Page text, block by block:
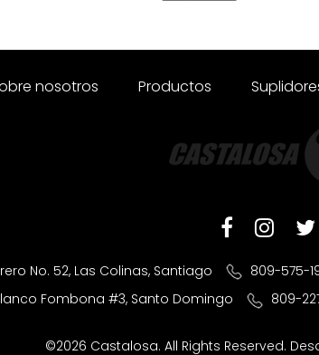
nosotros Productos
No. 52, Las Colinas, Santiago 809-575-
Fombona #3, Santo Domingo
809-
©2026 Castalosa. All Rights Reserved.